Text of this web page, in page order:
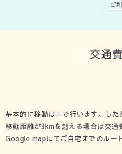
ご
交通
基本的に移動は車で行います。した
移動距離が3kmを超える場合は交通
Google mapにてご自宅までのルー